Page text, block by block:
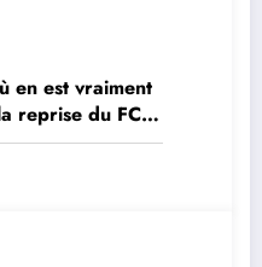
en est vraiment
reprise du FC